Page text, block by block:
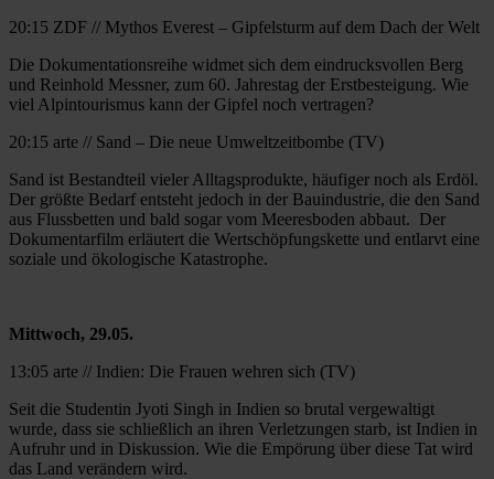
20:15 ZDF // Mythos Everest – Gipfelsturm auf dem Dach der Welt
Die Dokumentationsreihe widmet sich dem eindrucksvollen Berg
und Reinhold Messner, zum 60. Jahrestag der Erstbesteigung. Wie
viel Alpintourismus kann der Gipfel noch vertragen?
20:15 arte // Sand – Die neue Umweltzeitbombe (TV)
Sand ist Bestandteil vieler Alltagsprodukte, häufiger noch als Erdöl.
Der größte Bedarf entsteht jedoch in der Bauindustrie, die den Sand
aus Flussbetten und bald sogar vom Meeresboden abbaut. Der
Dokumentarfilm erläutert die Wertschöpfungskette und entlarvt eine
soziale und ökologische Katastrophe.
Mittwoch, 29.05.
13:05 arte // Indien: Die Frauen wehren sich (TV)
Seit die Studentin Jyoti Singh in Indien so brutal vergewaltigt
wurde, dass sie schließlich an ihren Verletzungen starb, ist Indien in
Aufruhr und in Diskussion. Wie die Empörung über diese Tat wird
das Land verändern wird.